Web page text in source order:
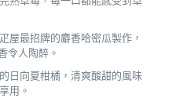
屋最招牌的麝香哈密瓜製作，
令人陶醉。
日向夏柑橘，清爽酸甜的風味
用。